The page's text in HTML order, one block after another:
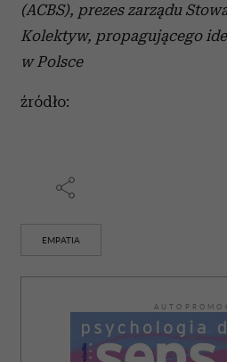
(ACBS), prezes zarządu
Kolektyw, propagującego
w Polsce
źródło:
EMPATIA